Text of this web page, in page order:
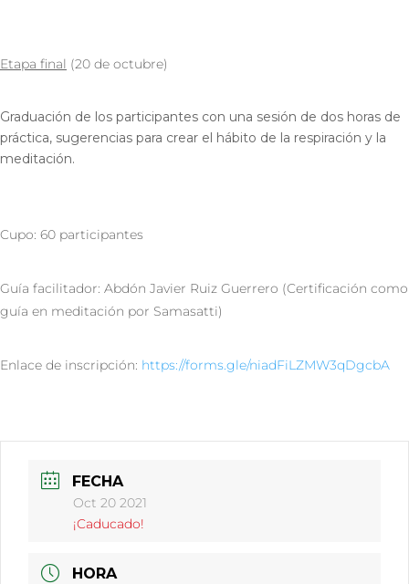
Etapa final (20 de octubre)
Graduación de los participantes con una sesión de dos horas de
práctica, sugerencias para crear el hábito de la respiración y la
meditación.
Cupo: 60 participantes
Guía facilitador: Abdón Javier Ruiz Guerrero (Certificación como
guía en meditación por Samasatti)
Enlace de inscripción: https://forms.gle/niadFiLZMW3qDgcbA
FECHA
Oct 20 2021
¡Caducado!
HORA